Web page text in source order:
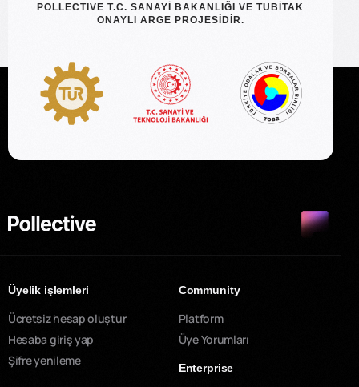
POLLECTIVE T.C. SANAYİ BAKANLIĞI VE TÜBİTAK
ONAYLI ARGE PROJESİDİR.
Üyelik işlemleri
Ücretsiz hesap oluştur
Hesaba giriş yap
Şifre yenileme
Community
Platform
Üye Yorumları
Enterprise